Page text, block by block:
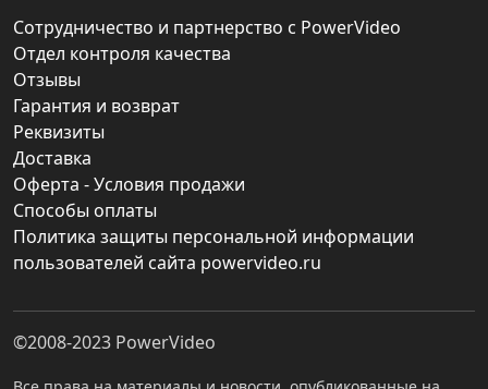
Сотрудничество и партнерство с PowerVideo
Отдел контроля качества
Отзывы
Гарантия и возврат
Реквизиты
Доставка
Оферта - Условия продажи
Способы оплаты
Политика защиты персональной информации
пользователей сайта powervideo.ru
©2008-2023 PowerVideo